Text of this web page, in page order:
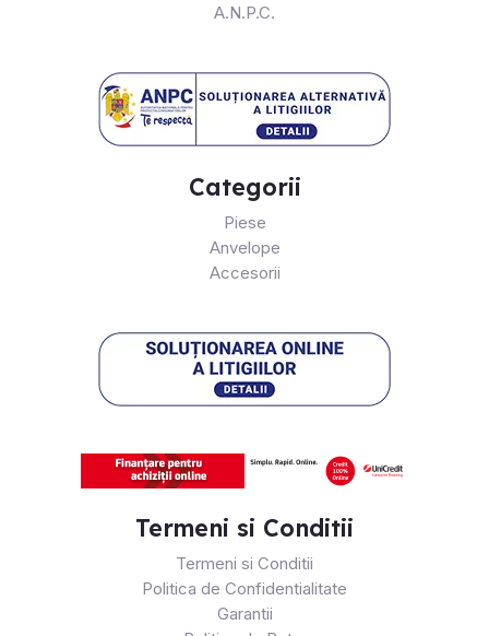
A.N.P.C.
Categorii
Piese
Anvelope
Accesorii
Termeni si Conditii
Termeni si Conditii
Politica de Confidentialitate
Garantii